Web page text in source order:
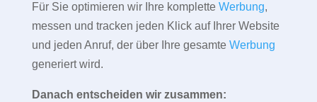
Für Sie optimieren wir Ihre komplette Werbung,
messen und tracken jeden Klick auf Ihrer Website
und jeden Anruf, der über Ihre gesamte Werbung
generiert wird.
Danach entscheiden wir zusammen: